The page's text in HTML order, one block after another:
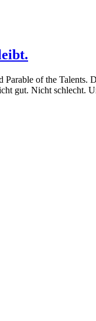
of the Talents.
gut. Nicht schlecht.